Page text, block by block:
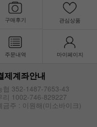
구매후기 관심상품
주문내역 마이페이지
제계좌안내
협 352-1487-7653-43
리 1002-746-829227
금주 : 이원해(미소바이크)